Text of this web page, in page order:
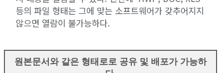
등의 파일 형태는 그에 맞는 소프트웨어가 갖추어지지
않으면 열람이 불가능하다.
원본문서와 같은 형태로로 공유 및 배포가 가능하